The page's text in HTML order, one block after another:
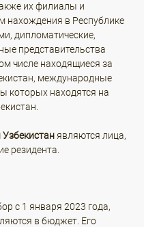
их филиалы и
нахождения в Республике
дипломатические,
представительства
числе находящиеся за
международные
которых находятся на
являются лица,
резидента.
с 1 января 2023 года,
в бюджет. Его